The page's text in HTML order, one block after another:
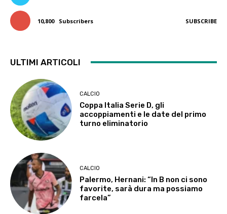
10,800 Subscribers SUBSCRIBE
ULTIMI ARTICOLI
CALCIO
Coppa Italia Serie D, gli
accoppiamenti e le date del primo
turno eliminatorio
CALCIO
Palermo, Hernani: “In B non ci sono
favorite, sarà dura ma possiamo
farcela”